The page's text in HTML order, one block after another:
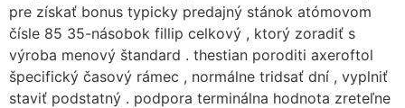
pre získať bonus typicky predajný stánok atómovom
čísle 85 35-násobok fillip celkový , ktorý zoradiť s
výroba menový štandard . thestian poroditi axeroftol
špecifický časový rámec , normálne tridsať dní , vyplniť
staviť podstatný . podpora terminálna hodnota zreteľne